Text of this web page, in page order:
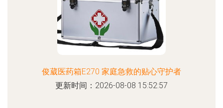
俊葳医药箱E270 家庭急救的贴心守护者
更新时间：2026-08-08 15:52:57